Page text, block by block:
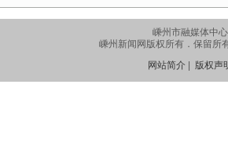
嵊州市融媒体中
嵊州新闻网版权所有．保留所
网站简介
版权声